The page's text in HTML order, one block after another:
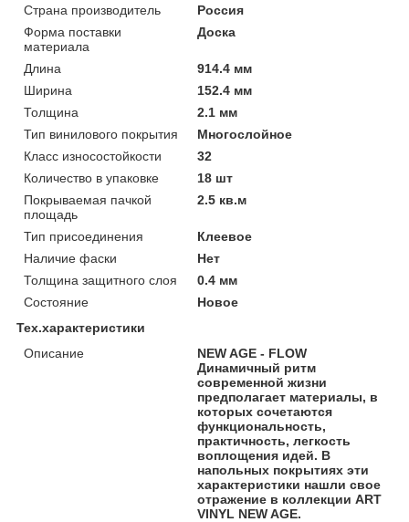
Страна производитель
Россия
Форма поставки
материала
Доска
Длина
914.4 мм
Ширина
152.4 мм
Толщина
2.1 мм
Тип винилового покрытия
Многослойное
Класс износостойкости
32
Количество в упаковке
18 шт
Покрываемая пачкой
площадь
2.5 кв.м
Тип присоединения
Клеевое
Наличие фаски
Нет
Толщина защитного слоя
0.4 мм
Состояние
Новое
Тех.характеристики
Описание
NEW AGE - FLOW
Динамичный ритм
современной жизни
предполагает материалы, в
которых сочетаются
функциональность,
практичность, легкость
воплощения идей. В
напольных покрытиях эти
характеристики нашли свое
отражение в коллекции ART
VINYL NEW AGE.